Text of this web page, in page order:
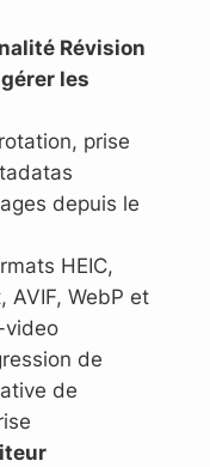
Révision
les
prise
depuis le
HEIC,
AVIF, WebP et
video
de
de